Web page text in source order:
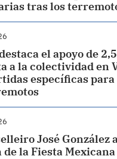
tras los
el apoyo de
a la colectividad en
específicas
José González
la Fiesta